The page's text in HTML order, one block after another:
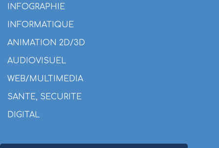
INFOGRAPHIE
INFORMATIQUE
ANIMATION 2D/3D
AUDIOVISUEL
WEB/MULTIMEDIA
SANTE, SECURITE
DIGITAL